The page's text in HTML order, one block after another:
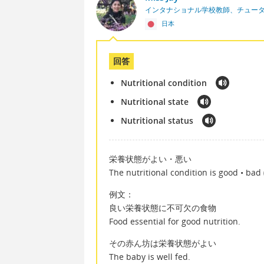
インタナショナル学校教師、チュー
日本
回答
Nutritional condition
Nutritional state
Nutritional status
栄養状態がよい・悪い
The nutritional condition is good • bad
例文：
良い栄養状態に不可欠の食物
Food essential for good nutrition.
その赤ん坊は栄養状態がよい
The baby is well fed.